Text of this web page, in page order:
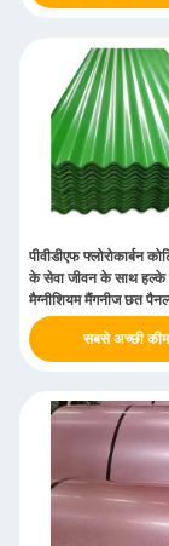
पीवीडीएफ फ्लोरोकार्बन
के सेवा जीवन के साथ हल्के
मैग्नीशियम मैंगनीज छत
सबसे अच्छी